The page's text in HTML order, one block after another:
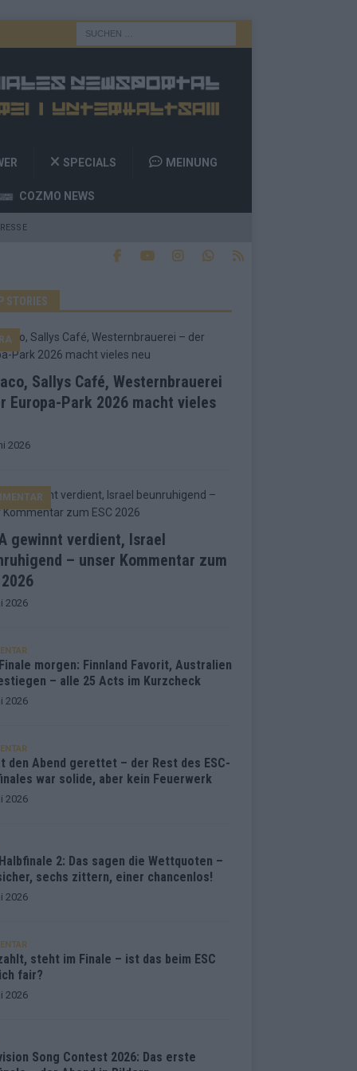
SPECIALS MEINUNG
COZMO NEWS
STORIES
Sallys Café, Westernbrauerei
Europa-Park 2026 macht vieles
2026
gewinnt verdient, Israel
– unser Kommentar zum
2026
2026
morgen: Finnland Favorit, Australien
– alle 25 Acts im Kurzcheck
2026
den Abend gerettet – der Rest des ESC-
war solide, aber kein Feuerwerk
2026
2: Das sagen die Wettquoten –
sechs zittern, einer chancenlos!
2026
steht im Finale – ist das beim ESC
fair?
2026
Song Contest 2026: Das erste